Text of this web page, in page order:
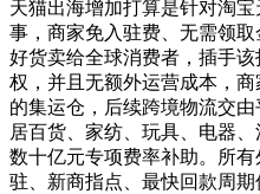
天猫出海增加打算是针对淘
事，商家免入驻费、无需领
好货卖给全球消费者，插手
权，并且无额外运营成本，
的集运仓，后续跨境物流交
居百货、家纺、玩具、电器
数十亿元专项费率补助。所
驻、新商指点、最快回款周